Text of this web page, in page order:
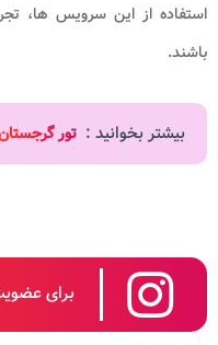
استفاده از این سرویس ها،
باشند.
بیشتر بخوانید : تور
برای